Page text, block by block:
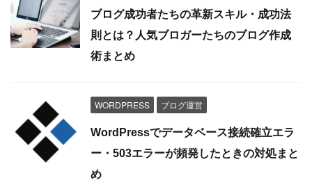
ブログ成功者たちの革新スキル・成功法
則とは？人気ブロガーたちのブログ作成
術まとめ
WORDPRESS ブログ運営
WordPressでデータベース接続確立エラ
ー・503エラーが頻発したときの対処まと
め